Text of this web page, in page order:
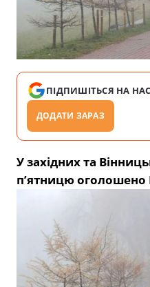
ПІДПИШІТЬСЯ НА НАС
ДОДАТИ ЗАРАЗ
У західних та
п’ятницю оголошено